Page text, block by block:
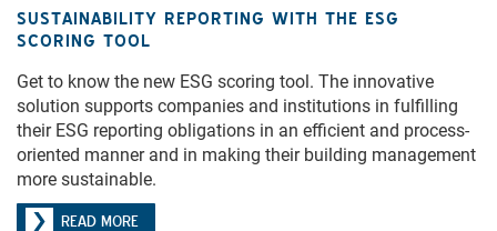
SUSTAINABILITY REPORTING WITH THE ESG
SCORING TOOL
Get to know the new ESG scoring tool. The innovative
solution supports companies and institutions in fulfilling
their ESG reporting obligations in an efficient and process-
oriented manner and in making their building management
more sustainable.
READ MORE